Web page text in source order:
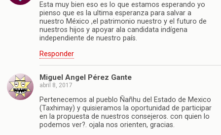
Esta muy bien eso es lo que estamos esperando yo
pienso que es la ultima esperanza para salvar a
nuestro México ,el patrimonio nuestro y el futuro de
nuestros hijos y apoyar ala candidata indígena
independiente de nuestro país.
Responder
Miguel Angel Pérez Gante
abril 8, 2017
Pertenecemos al pueblo Ñañhu del Estado de Mexico
(Taxhimay) y quisieramos la oportunidad de participar
en la propuesta de nuestros consejeros. con quien lo
podemos ver?. ojala nos orienten, gracias.